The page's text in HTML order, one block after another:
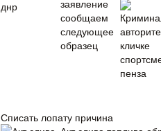
Списать лопату причина